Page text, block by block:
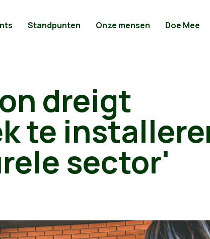
Standpunten Onze mensen Doe Mee
dreigt
te
sector'